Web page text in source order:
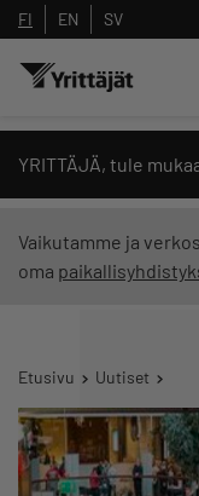
FI EN SV
YRITTÄJÄ, tule
Vaikutamme ja
oma
Etusivu Uutiset
Hae
Yrittäjien
Suodata